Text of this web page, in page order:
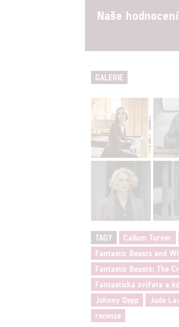
Naše hodnocení
GALERIE
TAGY Callum Turner
Fantastic Beasts and
Fantastic Beasts: The
Fantastická zvířata a
Johnny Depp
Jude
recenze